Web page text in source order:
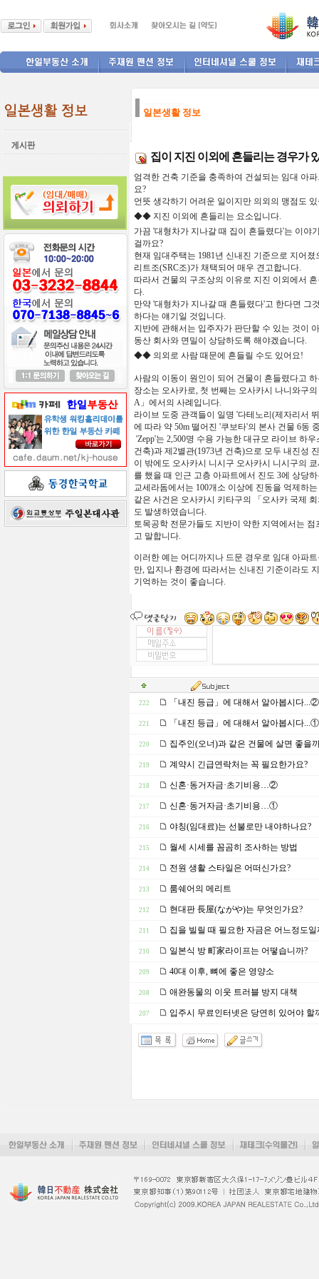
일본생활 정보
집이 지진 이외에 흔들리는 경우가
엄격한 건축 기준을 충족하여 건설되는 임대 아
요?
언뜻 생각하기 어려운 일이지만 의외의 맹점도
◆◆ 지진 이외에 흔들리는 요소입니다.
가끔 '대형차가 지나갈 때 집이 흔들렸다'는 이야
걸까요?
현재 임대주택는 1981년 신내진 기준으로 지어졌
리트조(SRC조)가 채택되어 매우 견고합니다.
따라서 건물의 구조상의 이유로 지진 이외에서
다.
만약 '대형차가 지나갈 때 흔들렸다'고 한다면 그
하다는 얘기일 것입니다.
지반에 관해서는 입주자가 판단할 수 있는 것이
동산 회사와 면밀이 상담하도록 해야겠습니다.
◆◆ 의외로 사람 때문에 흔들릴 수도 있어요!
사람의 이동이 원인이 되어 건물이 흔들렸다고
장소는 오사카로, 첫 번째는 오사카시
나니와구의
A」 에서의 사례입니다.
라이브 도중 관객들이 일명 '다테노리(제자리서
에 따라 약 50m 떨어진 '쿠보타'의 본사 건물 6동
'Zepp'는 2,500명 수용 가능한 대규모 라이브 하우
건축)과 제 2별관(1973년 건축)으로 모두 내진성
이
밖에도 오사카시 니시구 오사카시 니시구의
를 했을 때 인근 고층 아파트에서 진도 3에 상당
교세라돔에서는 100개소 이상에 진동을 억제하는
같은 사건은 오사카시 키타구의 「 오사카 국제
도 발생하였습니다.
토목공학 전문가들도 지반이 약한 지역에서는 점
고 말합니다.
이러한 예는 어디까지나 드문 경우로 임대 아파
만, 입지나 환경에 따라서는 신내진 기준이라도
기억하는 것이 좋습니다.
222 「내진 등급」에 대해서 알아봅시다...②
221 「내진 등급」에 대해서 알아봅시다...①
220 집주인(오너)과 같은 건물에 살면 좋을
219 계약시 긴급연락처는 꼭 필요한가요?
218 신혼·동거자금·초기비용…②
217 신혼·동거자금·초기비용…①
216 야칭(임대료)는 선불로만 내야하나요?
215 월세 시세를 꼼곰히 조사하는 방법
214 전원 생활 스타일은 어떠신가요?
213 룸쉐어의 메리트
212 현대판 長屋(ながや)는 무엇인가요?
211 집을 빌릴 때 필요한 자금은 어느정도일
210 일본식 방 町家라이프는 어떻습니까?
209 40대 이후, 뼈에 좋은 영양소
208 애완동물의 이웃 트러블 방지 대책
207 입주시 무료인터넷은 당연히 있어야 할